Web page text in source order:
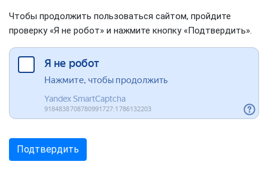
Чтобы продолжить пользоваться сайтом, пройдите
проверку «Я не робот» и нажмите кнопку «Подтвердить».